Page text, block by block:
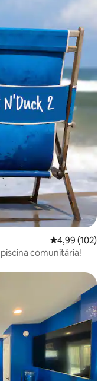
Classificação
4,99 (102)
comunitária!